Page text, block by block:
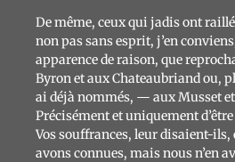
De même, ceux qui jadis ont
non pas sans esprit, j’en
apparence de raison, que
Byron et aux Chateaubriand ou,
ai déjà nommés, — aux Musset et
Précisément et uniquement
Vos souffrances, leur disaient-ils,
avons connues, mais nous n’en